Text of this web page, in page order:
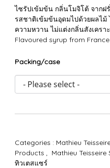
ไซรัปเข้มข้น กลิ่นโมจิโต้ จากฝ
รสชาติเข้มข้นอุดมไปด้วยผลไม้
ความหวาน ไม่แต่งกลิ่นสังเคร
Flavoured syrup from France
Packing/case
Categories : Mathieu
Products , Mathieu
ทิวเตสแซร์